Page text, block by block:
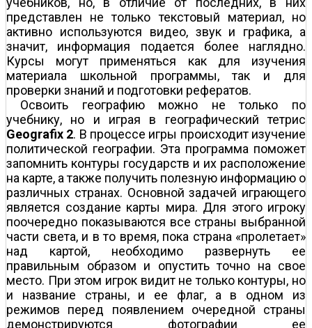
представлен не только текстовый материал, но
активно используются видео, звук и графика, а
значит, информация подается более наглядно.
Курсы могут применяться как для изучения
материала школьной программы, так и для
проверки знаний и подготовки рефератов.
Освоить географию можно не только по
учебнику, но и играя в географический тетрис
Geografix 2. В процессе игры происходит изучение
политической географии. Эта программа поможет
запомнить контуры государств и их расположение
на карте, а также получить полезную информацию о
различных странах. Основной задачей играющего
является создание карты мира. Для этого игроку
поочередно показываются все страны выбранной
части света, и в то время, пока страна «пролетает»
над картой, необходимо развернуть ее
правильным образом и опустить точно на свое
место. При этом игрок видит не только контуры, но
и название страны, и ее флаг, а в одном из
режимов перед появлением очередной страны
демонстрируются фотографии ее